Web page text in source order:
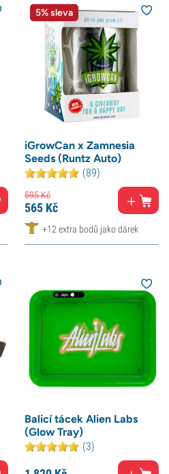
5% sleva
iGrowCan x Zamnesia
Seeds (Runtz Auto)
(89)
595Kč
565 Kč
+12 extra bodů jako dárek
Balicí tácek Alien Labs
(Glow Tray)
(3)